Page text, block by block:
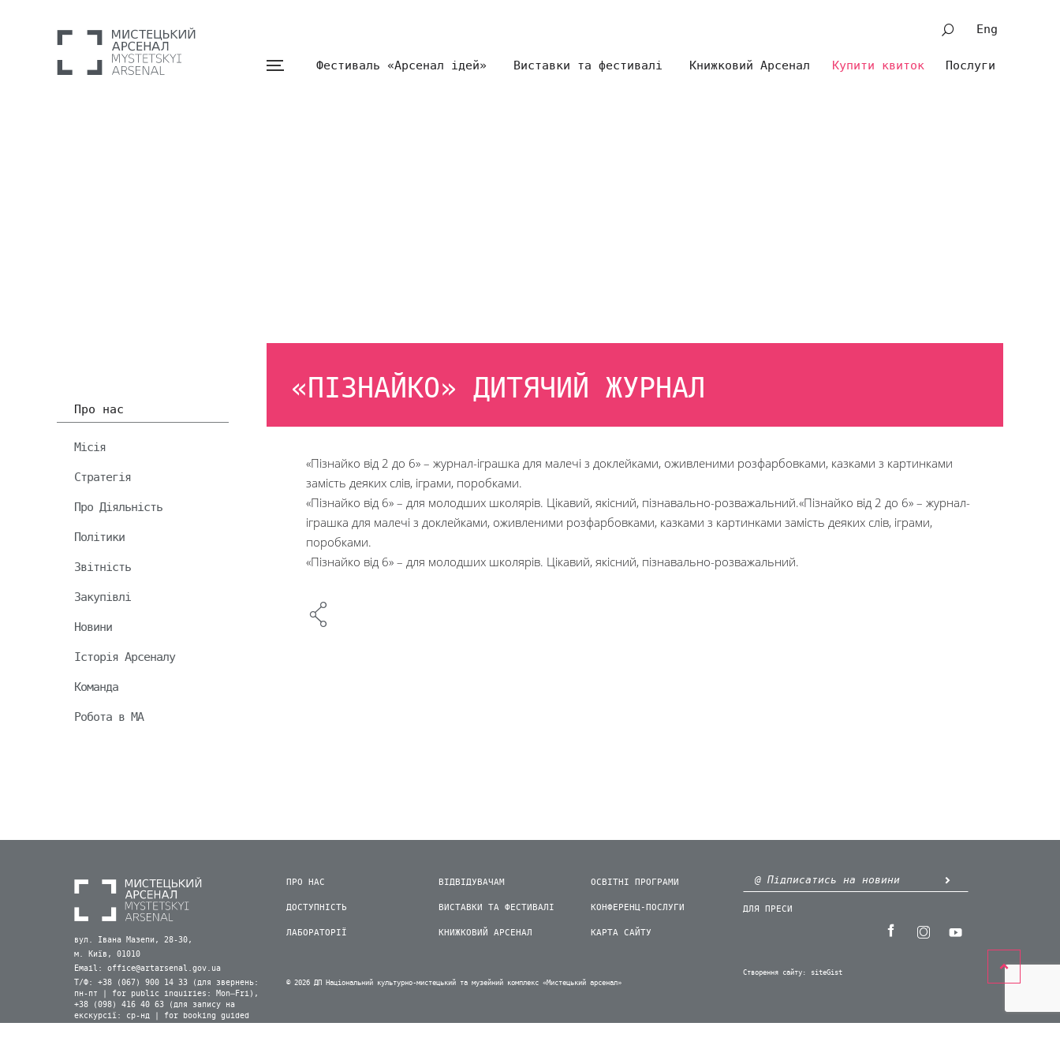
Eng
Фестиваль «Арсенал ідей» Виставки та фестивалі Книжковий Арсенал Послуги
Купити квиток
Про нас
Місія
Стратегія
Про Діяльність
Політики
Звітність
Закупівлі
Новини
Історія Арсеналу
Команда
Робота в МА
«ПІЗНАЙКО» ДИТЯЧИЙ ЖУРНАЛ
«Пізнайко від 2 до 6» – журнал-іграшка для малечі з доклейками, оживленими розфарбовками, казками з картинками
замість деяких слів, іграми, поробками.
«Пізнайко від 6» – для молодших школярів. Цікавий, якісний, пізнавально-розважальний.«Пізнайко від 2 до 6» – журнал-
іграшка для малечі з доклейками, оживленими розфарбовками, казками з картинками замість деяких слів, іграми,
поробками.
«Пізнайко від 6» – для молодших школярів. Цікавий, якісний, пізнавально-розважальний.
вул. Івана Мазепи, 28-30,
м. Київ, 01010
Email: office@artarsenal.gov.ua
Т/Ф: +38 (067) 900 14 33 (для звернень:
пн-пт | for public inquiries: Mon–Fri),
+38 (098) 416 40 63 (для запису на
екскурсії: ср-нд | for booking guided
ПРО НАС
ДОСТУПНІСТЬ
ЛАБОРАТОРІЇ
ВІДВІДУВАЧАМ
ВИСТАВКИ ТА ФЕСТИВАЛІ
КНИЖКОВИЙ АРСЕНАЛ
ОСВІТНІ ПРОГРАМИ
КОНФЕРЕНЦ-ПОСЛУГИ
КАРТА САЙТУ
© 2026 ДП Національний культурно-мистецький та музейний комплекс «Мистецький арсенал»
ДЛЯ ПРЕСИ
Створення сайту: siteGist